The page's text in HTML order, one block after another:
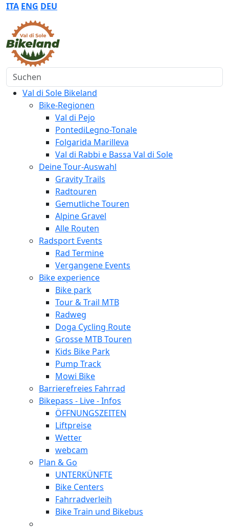
ITA ENG DEU
Suchen
Val di Sole Bikeland
Bike-Regionen
Val di Pejo
PontediLegno-Tonale
Folgarida Marilleva
Val di Rabbi e Bassa Val di Sole
Deine Tour-Auswahl
Gravity Trails
Radtouren
Gemutliche Touren
Alpine Gravel
Alle Routen
Radsport Events
Rad Termine
Vergangene Events
Bike experience
Bike park
Tour & Trail MTB
Radweg
Doga Cycling Route
Grosse MTB Touren
Kids Bike Park
Pump Track
Mowi Bike
Barrierefreies Fahrrad
Bikepass - Live - Infos
ÖFFNUNGSZEITEN
Liftpreise
Wetter
webcam
Plan & Go
UNTERKÜNFTE
Bike Centers
Fahrradverleih
Bike Train und Bikebus